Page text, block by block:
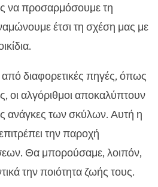
να προσαρμόσουμε τη
έτσι τη σχέση μας με
διαφορετικές πηγές, όπως
οι αλγόριθμοι αποκαλύπτουν
ανάγκες των σκύλων. Αυτή η
την παροχή
Θα μπορούσαμε, λοιπόν,
την ποιότητα ζωής τους.